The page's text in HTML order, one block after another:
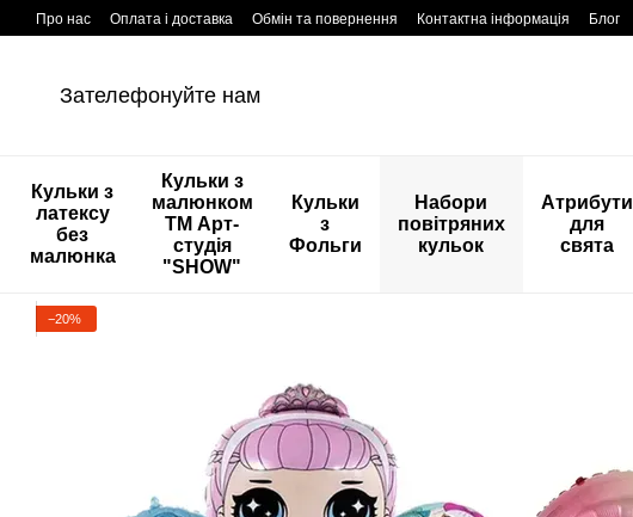
Перейти к основному контенту
Про нас Оплата і доставка Обмін та повернення Контактна інформація Блог
Зателефонуйте нам
Кульки з
латексу
без
малюнка
Кульки з
малюнком
ТМ Арт-
студія
"SHOW"
Кульки
з
Фольги
Набори
повітряних
кульок
Атрибути
для
свята
−20%